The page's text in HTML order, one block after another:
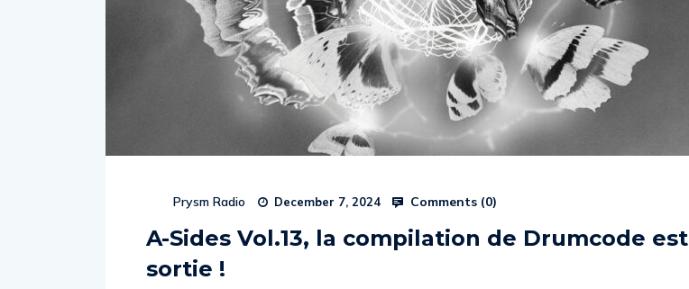
Prysm Radio December 7, 2024 Comments (0)
A-Sides Vol.13, la compilation de Drumcode est
sortie !